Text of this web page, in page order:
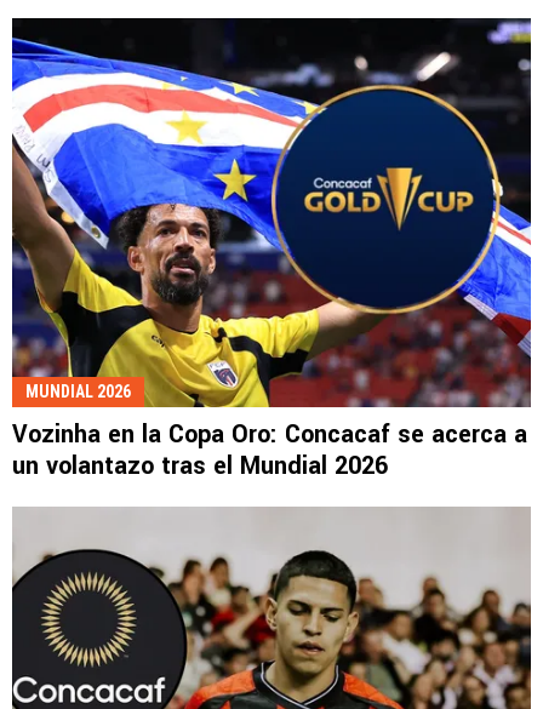
MUNDIAL 2026
Vozinha en la Copa Oro: Concacaf se acerca a
un volantazo tras el Mundial 2026